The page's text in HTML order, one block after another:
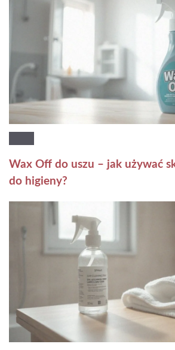
Wax Off do uszu – jak używać
do higieny?